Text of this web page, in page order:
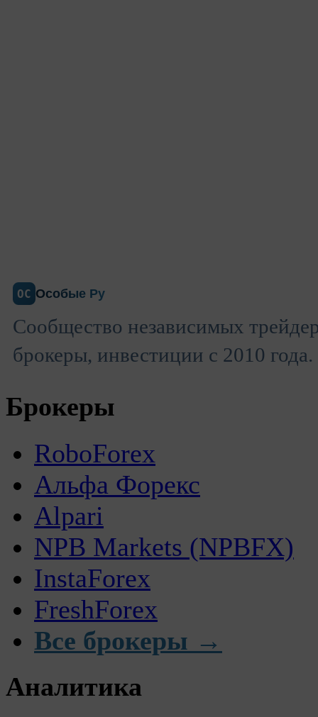
ОС Особые Ру
Сообщество независимых
брокеры, инвестиции с 2010 года.
Брокеры
RoboForex
Альфа Форекс
Alpari
NPB Markets (NPBFX)
InstaForex
FreshForex
Все брокеры →
Аналитика